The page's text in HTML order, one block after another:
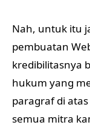
Nah, untuk itu
pembuatan
kredibilitasnya
hukum yang
paragraf di
semua mitra